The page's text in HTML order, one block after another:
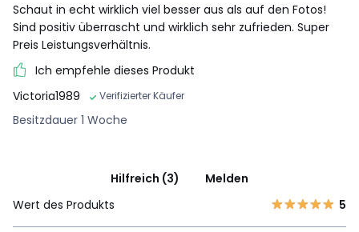
Schaut in echt wirklich viel besser aus als auf den Fotos!
Sind positiv überrascht und wirklich sehr zufrieden. Super
Preis Leistungsverhältnis.
Ich empfehle dieses Produkt
Victoria1989
Verifizierter Käufer
Besitzdauer 1 Woche
Hilfreich (3)
Melden
Wert des Produkts
5